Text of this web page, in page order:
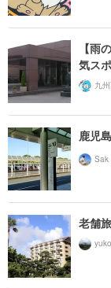
【雨
気ス
九
鹿児
Sak
老舗
yuko